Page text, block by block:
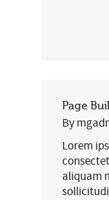
Page
By
Lorem
aliquam